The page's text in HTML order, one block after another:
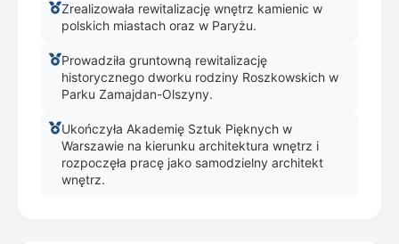
Zrealizowała rewitalizację wnętrz kamienic w
polskich miastach oraz w Paryżu.
Prowadziła gruntowną rewitalizację
historycznego dworku rodziny Roszkowskich w
Parku Zamajdan-Olszyny.
Ukończyła Akademię Sztuk Pięknych w
Warszawie na kierunku architektura wnętrz i
rozpoczęła pracę jako samodzielny architekt
wnętrz.